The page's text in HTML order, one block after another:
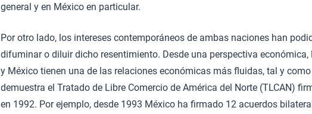
general y en México en particular.
Por otro lado, los intereses contemporáneos de ambas naciones han
difuminar o diluir dicho resentimiento. Desde una perspectiva económica,
y México tienen una de las relaciones económicas más fluidas, tal y como
demuestra el Tratado de Libre Comercio de América del Norte (TLCAN)
en 1992. Por ejemplo, desde 1993 México ha firmado 12 acuerdos